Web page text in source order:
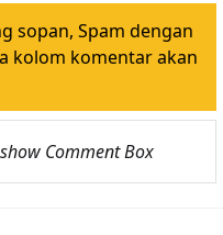
sopan, Spam dengan
kolom komentar akan
Comment Box